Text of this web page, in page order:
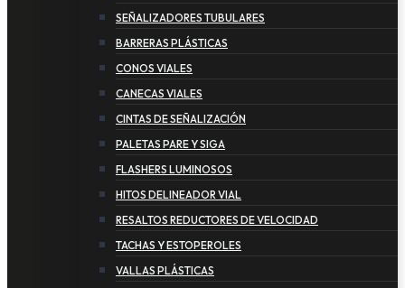
SEÑALIZADORES TUBULARES
BARRERAS PLÁSTICAS
CONOS VIALES
CANECAS VIALES
CINTAS DE SEÑALIZACIÓN
PALETAS PARE Y SIGA
FLASHERS LUMINOSOS
HITOS DELINEADOR VIAL
RESALTOS REDUCTORES DE VELOCIDAD
TACHAS Y ESTOPEROLES
VALLAS PLÁSTICAS